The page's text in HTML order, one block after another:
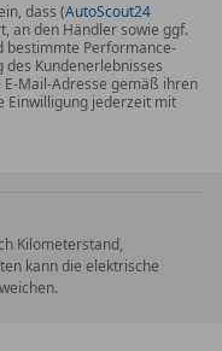
dass (AutoScout24
an den Händler sowie ggf.
bestimmte Performance-
Kundenerlebnisses
Mail-Adresse gemäß ihren
Einwilligung jederzeit mit
Kilometerstand,
kann die elektrische